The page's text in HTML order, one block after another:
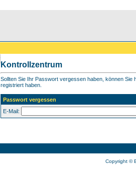
Kontrollzentrum
Sollten Sie Ihr Passwort vergessen haben, können
registriert haben.
Passwort vergessen
E-Mail:
Copyright ©